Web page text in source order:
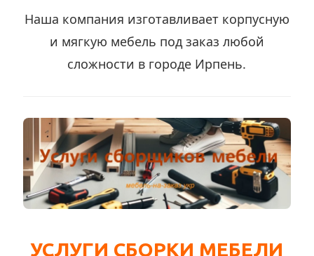
Наша компания изготавливает корпусную
и мягкую мебель под заказ любой
сложности в городе Ирпень.
УСЛУГИ СБОРКИ МЕБЕЛИ